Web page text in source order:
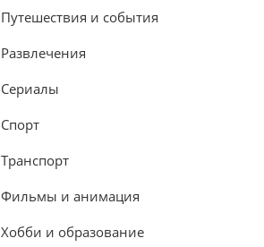
Путешествия и события
Развлечения
Сериалы
Спорт
Транспорт
Фильмы и анимация
Хобби и образование